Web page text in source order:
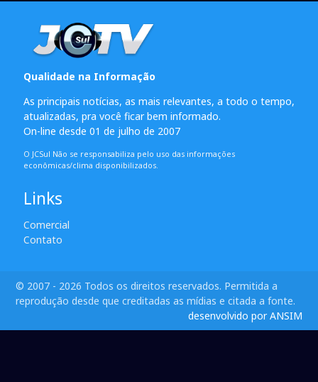
Qualidade na Informação
As principais notícias, as mais relevantes, a todo o tempo,
atualizadas, pra você ficar bem informado.
On-line desde 01 de julho de 2007
O JCSul Não se responsabiliza pelo uso das informações
econômicas/clima disponibilizados.
Links
Comercial
Contato
© 2007 - 2026 Todos os direitos reservados. Permitida a
reprodução desde que creditadas as mídias e citada a fonte.
desenvolvido por ANSIM